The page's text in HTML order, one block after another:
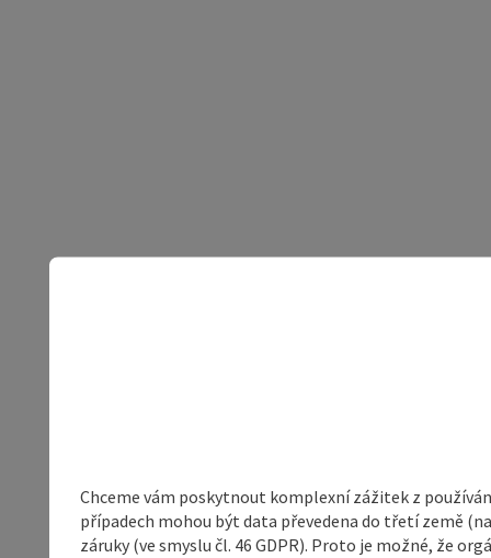
Chceme vám poskytnout komplexní zážitek z
případech mohou být data převedena do třetí země
záruky (ve smyslu čl. 46 GDPR). Proto je možné, že